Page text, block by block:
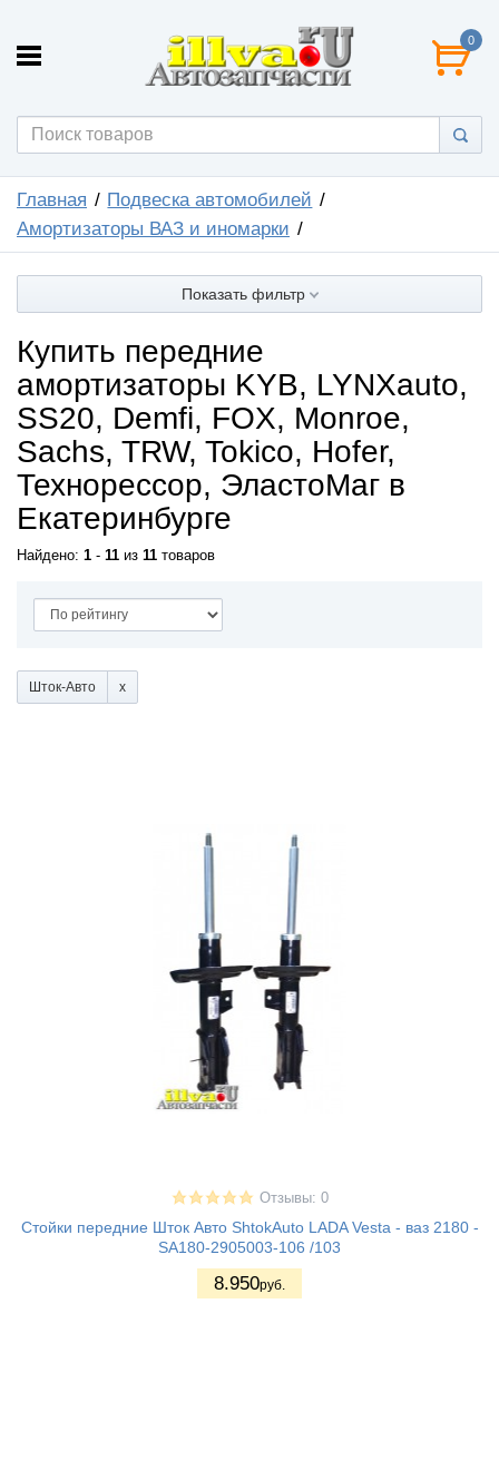
0
Главная
Подвеска автомобилей
Амортизаторы ВАЗ и иномарки
Показать фильтр
Купить передние
амортизаторы KYB, LYNXauto,
SS20, Demfi, FOX, Monroe,
Sachs, TRW, Tokico, Hofer,
Технорессор, ЭластоМаг в
Екатеринбурге
Найдено: 1 - 11 из 11 товаров
Шток-Авто
Отзывы: 0
Стойки передние Шток Авто ShtokAuto LADA Vesta - ваз 2180 -
SA180-2905003-106 /103
8.950руб.